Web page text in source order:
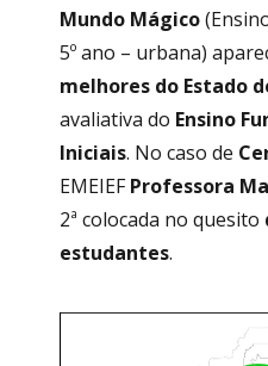
Mundo Mágico
5º ano – urbana)
melhores do Estado
avaliativa do Ensino
Iniciais. No caso de
EMEIEFProfessora
2ª colocada no quesito
estudantes.